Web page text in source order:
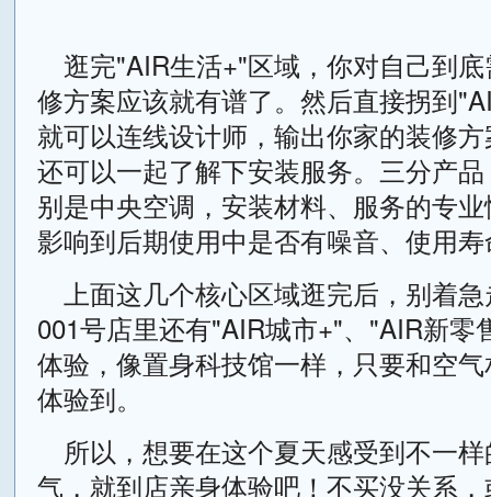
逛完"AIR生活+"区域，你对自己到
修方案应该就有谱了。然后直接拐到
就可以连线设计师，输出你家的装修
还可以一起了解下安装服务。三分产
别是中央空调，安装材料、服务的专
影响到后期使用中是否有噪音、使用
上面这几个核心区域逛完后，别着
001号店里还有"AIR城市+"、"AIR新零
体验，像置身科技馆一样，只要和空
体验到。
所以，想要在这个夏天感受到不一
气，就到店亲身体验吧！不买没关系